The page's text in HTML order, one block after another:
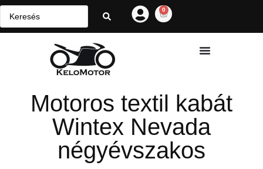
0
Motoros textil kabát
Wintex Nevada
négyévszakos